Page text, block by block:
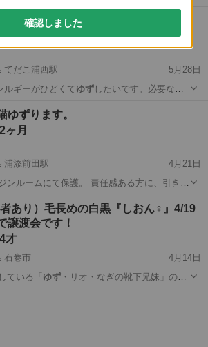
ギ ４歳 メス
才
てだこ浦西駅
5月28日
ルギーがひどくて ゆずしたいです。必要なも
こ浦西駅
ゆずります。
ヶ月
浦添前田駅
4月21日
ルームにて保護。 責任感ある方に、引き取
2ヶ月ほど。異常なく、元気です。 ワクチン
定です。 ...
前田駅 猫 ワクチン
あり）毛長めの白黒『しおん♀』4/19
譲渡会です！
才
石巻市
4月14日
掲載している「ゆず・リオ・なぎの靴下兄妹」のお
確認しました